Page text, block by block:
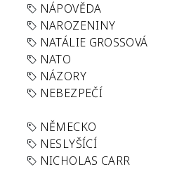
NÁPOVĚDA
NAROZENINY
NATÁLIE GROSSOVÁ
NATO
NÁZORY
NEBEZPEČÍ
NĚMECKO
NESLYŠÍCÍ
NICHOLAS CARR